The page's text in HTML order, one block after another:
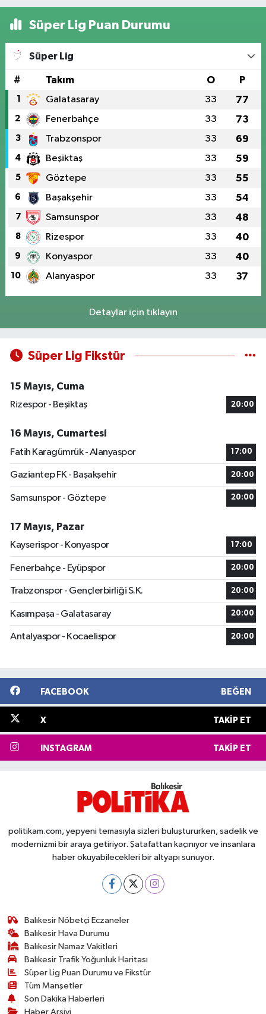
Süper Lig Puan Durumu
Süper Lig
# Takım O P
1 Galatasaray 33 77
2 Fenerbahçe 33 73
3 Trabzonspor 33 69
4 Beşiktaş 33 59
5 Göztepe 33 55
6 Başakşehir 33 54
7 Samsunspor 33 48
8 Rizespor 33 40
9 Konyaspor 33 40
10 Alanyaspor 33 37
Detaylar için tıklayın
Süper Lig Fikstür
15 Mayıs, Cuma
Rizespor - Beşiktaş
20:00
16 Mayıs, Cumartesi
Fatih Karagümrük - Alanyaspor
17:00
Gaziantep FK - Başakşehir 20:00
Samsunspor - Göztepe 20:00
17 Mayıs, Pazar
Kayserispor - Konyaspor
17:00
Fenerbahçe - Eyüpspor 20:00
Trabzonspor - Gençlerbirliği S.K. 20:00
Kasımpaşa - Galatasaray 20:00
Antalyaspor - Kocaelispor 20:00
FACEBOOK BEĞEN
X TAKIP ET
INSTAGRAM TAKIP ET
politikam.com, yepyeni temasıyla sizleri buluştururken, sadelik ve
modernizmi bir araya getiriyor. Şatafattan kaçınıyor ve insanlara
haber okuyabilecekleri bir altyapı sunuyor.
Balıkesir Nöbetçi Eczaneler
Balıkesir Hava Durumu
Balıkesir Namaz Vakitleri
Balıkesir Trafik Yoğunluk Haritası
Süper Lig Puan Durumu ve Fikstür
Tüm Manşetler
Son Dakika Haberleri
Haber Arşivi